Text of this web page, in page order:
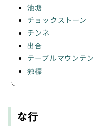
池塘
チョックストーン
チンネ
出合
テーブルマウンテン
独標
な行